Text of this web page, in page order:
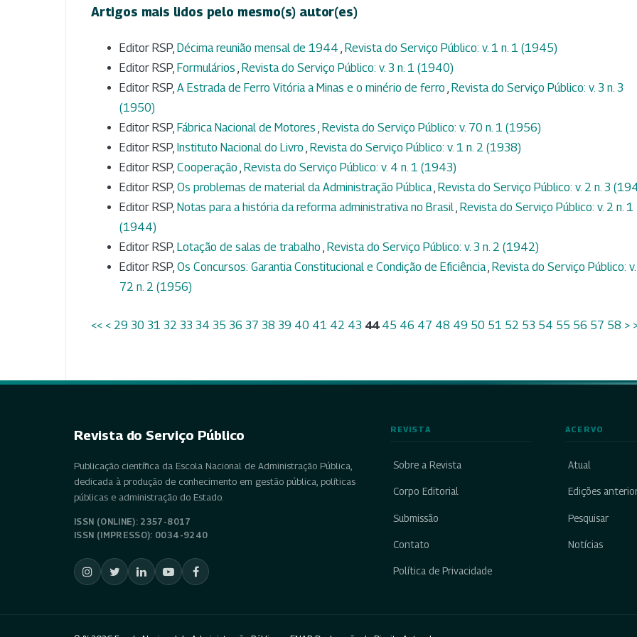
Artigos mais lidos pelo mesmo(s) autor(es)
Editor RSP, Décima reunião mensal de 1944 , Revista do Serviço Público: v. 1 n. 1 (1945)
Editor RSP, Formulários , Revista do Serviço Público: v. 3 n. 1 (1940)
Editor RSP, A Estrada de Ferro Vitória a Minas e o minério de ferro , Revista do Serviço Público: v. 3 n. 3
(1950)
Editor RSP, Fábrica Nacional de Motores , Revista do Serviço Público: v. 70 n. 1 (1956)
Editor RSP, Instituto Nacional do Livro , Revista do Serviço Público: v. 1 n. 2 (1938)
Editor RSP, Cooperação , Revista do Serviço Público: v. 4 n. 1 (1943)
Editor RSP, Os problemas de material da Administração Pública, Revista do Serviço Público: v. 2 n. 3
Editor RSP, Notas para a história da reforma administrativa no Brasil, Revista do Serviço Público: v. 2 n. 1
(1944)
Editor RSP, Lotação de salas de trabalho , Revista do Serviço Público: v. 3 n. 2 (1942)
Editor RSP, Os Concursos: Garantia Constitucional e Condição de Eficiência, Revista do Serviço Público: v.
72 n. 2 (1956)
<< < 29 30 31 32 33 34 35 36 37 38 39 40 41 42 43 44 45 46 47 48 49 50 51 52 53 54 55 56 57 58 >
Revista do Serviço Público
Publicação científica da Escola Nacional de Administração Pública,
dedicada à produção de conhecimento em gestão pública, políticas
públicas e administração do Estado.
ISSN (ONLINE): 2357-8017
ISSN (IMPRESSO): 0034-9240
REVISTA
Sobre a Revista
Corpo Editorial
Submissão
Contato
Política de Privacidade
ACERVO
Atual
Edições
Pesquisar
Notícias